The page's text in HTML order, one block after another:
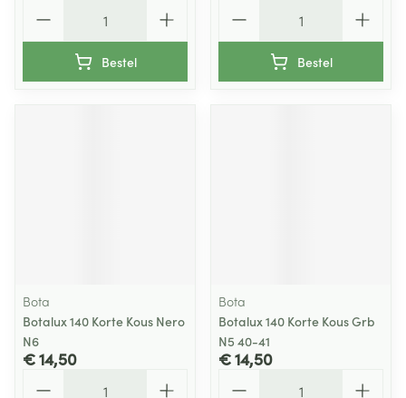
Bestel Bestel
Bota
Botalux 140 Korte Kous Nero
N6
€ 14,50
Bota
Botalux 140 Korte Kous Grb
N5 40-41
€ 14,50